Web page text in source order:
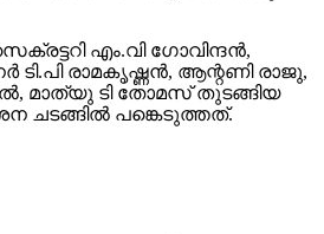
എം.വി ഗോവിന്ദന്‍,
രാമകൃഷ്ണന്‍, ആന്റണി രാജു,
മാത്യു ടി തോമസ് തുടങ്ങിയ
ചടങ്ങില്‍ പങ്കെടുത്തത്.